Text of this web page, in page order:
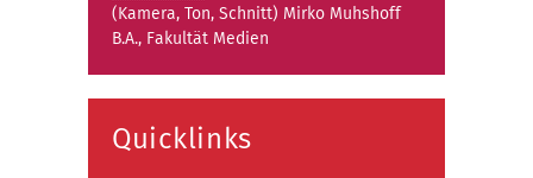
(Kamera, Ton, Schnitt) Mirko Muhshoff
B.A., Fakultät Medien
Quicklinks